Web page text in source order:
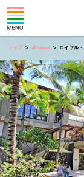
トップ allhawaii ロイヤル